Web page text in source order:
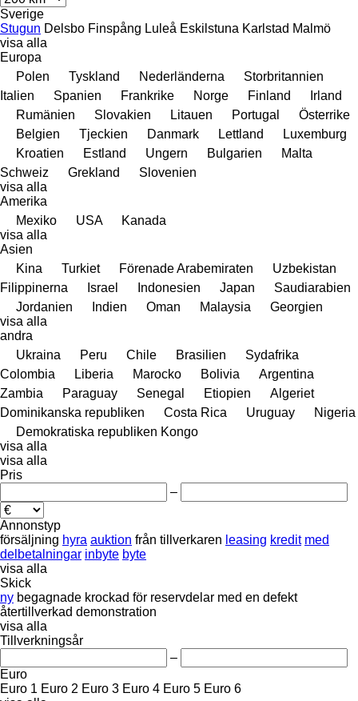
Sverige
Stugun Delsbo Finspång Luleå Eskilstuna Karlstad Malmö
visa alla
Europa
Polen
Tyskland Nederländerna
Storbritannien
Italien
Spanien Frankrike Norge Finland
Irland
Rumänien
Slovakien Litauen Portugal
Österrike
Belgien
Tjeckien Danmark Lettland
Luxemburg
Kroatien
Estland Ungern Bulgarien
Malta
Schweiz
Grekland
Slovenien
visa alla
Amerika
Mexiko
USA
Kanada
visa alla
Asien
Kina
Turkiet Förenade Arabemiraten
Uzbekistan
Filippinerna
Israel Indonesien Japan
Saudiarabien
Jordanien
Indien Oman Malaysia
Georgien
visa alla
andra
Ukraina
Peru Chile Brasilien
Sydafrika
Colombia
Liberia Marocko Bolivia
Argentina
Zambia
Paraguay Senegal Etiopien
Algeriet
Dominikanska republiken
Costa Rica Uruguay
Nigeria
Demokratiska republiken Kongo
visa alla
visa alla
Pris
–
Annonstyp
försäljning hyra auktion från tillverkaren leasing kredit med
delbetalningar inbyte byte
visa alla
Skick
ny begagnade krockad för reservdelar med en defekt
återtillverkad demonstration
visa alla
Tillverkningsår
–
Euro
Euro 1 Euro 2 Euro 3 Euro 4 Euro 5 Euro 6